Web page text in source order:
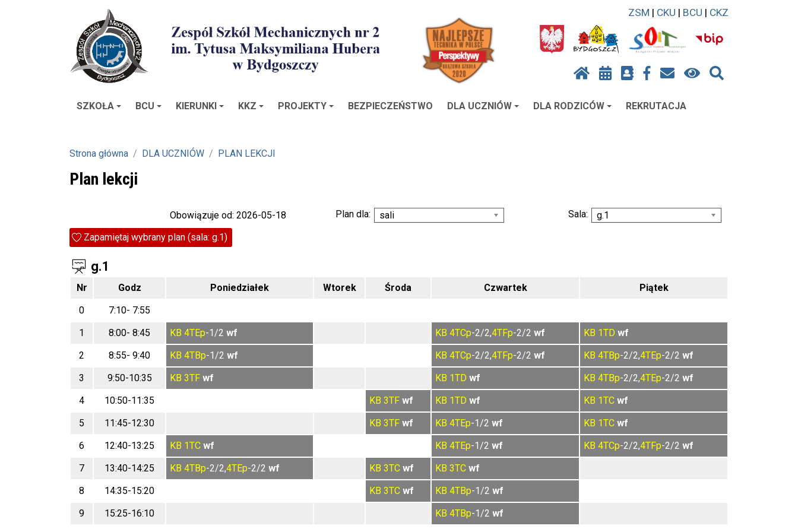
ZSM | CKU | BCU | CKZ
SZKOŁA BCU KIERUNKI KKZ PROJEKTY BEZPIECZEŃSTWO DLA UCZNIÓW DLA RODZICÓW REKRUTACJA
Strona główna DLA UCZNIÓW PLAN LEKCJI
Plan lekcji
Obowiązuje od: 2026-05-18 Plan dla: sali Sala:
g.1
Zapamiętaj wybrany plan (sala: g.1)
g.1
Nr Godz Poniedziałek Wtorek Środa Czwartek
Piątek
0
7:10- 7:55
1
8:00- 8:45 KB 4TEp-1/2 wf KB 4TCp-2/2,4TFp-2/2 wf KB 1TD wf
2
8:55- 9:40 KB 4TBp-1/2 wf KB 4TCp-2/2,4TFp-2/2 wf KB 4TBp-2/2,4TEp-2/2 wf
3
9:50-10:35 KB 3TF wf KB 1TD wf KB 4TBp-2/2,4TEp-2/2 wf
4
10:50-11:35 KB 3TF wf KB 1TD wf KB 1TC wf
5
11:45-12:30 KB 3TF wf KB 4TEp-1/2 wf KB 1TC wf
6
12:40-13:25 KB 1TC wf KB 4TEp-1/2 wf KB 4TCp-2/2,4TFp-2/2 wf
7
13:40-14:25 KB 4TBp-2/2,4TEp-2/2 wf KB 3TC wf KB 3TC wf
8
14:35-15:20 KB 3TC wf KB 4TBp-1/2 wf
9
15:25-16:10 KB 4TBp-1/2 wf